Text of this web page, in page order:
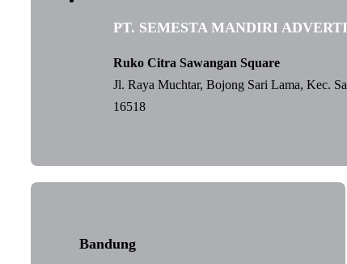
PT. SEMESTA MANDIRI
Ruko Citra Sawangan Square
Jl. Raya Muchtar, Bojong Sari Lama, Kec.
16518
Bandung